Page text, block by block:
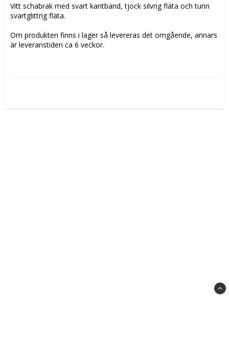
Vitt schabrak med svart kantband, tjock silvrig fläta och tunn
svartglittrig fläta.
Om produkten finns i lager så levereras det omgående, annars
är leveranstiden ca 6 veckor.